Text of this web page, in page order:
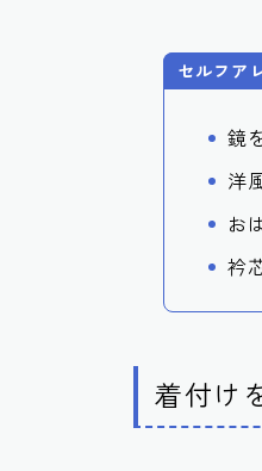
セルフア
鏡
洋
お
衿
着付け